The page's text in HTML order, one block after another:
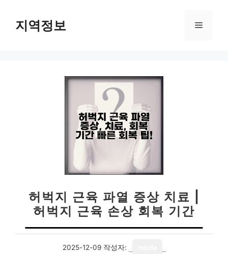
지역정보 메
허벅지 근육 파열 증상 치료 |
허벅지 근육 손상 회복 기간
2025-12-09 작성자: